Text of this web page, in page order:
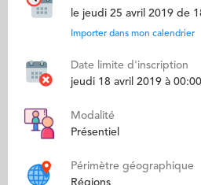
le jeudi 25 avril 2019 de
Importer dans mon calendrier
Date limite d'inscription
jeudi 18 avril 2019 à 00:00
Modalité
Présentiel
Périmètre géographique